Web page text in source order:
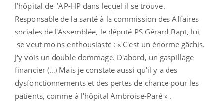
l’hôpital de l’AP-HP dans lequel il se trouve.
Responsable de la santé à la commission des Affaires
sociales de l'Assemblée, le député PS Gérard Bapt, lui,
se veut moins enthousiaste : « C'est un énorme gâchis.
J'y vois un double dommage. D'abord, un gaspillage
financier (…) Mais je constate aussi qu'il y a des
dysfonctionnements et des pertes de chance pour les
patients, comme à l'hôpital Ambroise-Paré » .